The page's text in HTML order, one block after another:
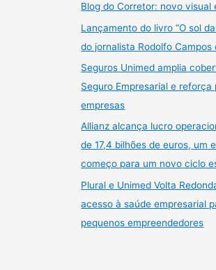
Blog do Corretor: novo visual
Lançamento do livro “O sol
do jornalista Rodolfo Campos
Seguros Unimed amplia
Seguro Empresarial e reforça
empresas
Allianz alcança lucro
de 17,4 bilhões de euros, um
começo para um novo ciclo
Plural e Unimed Volta
acesso à saúde empresarial
pequenos empreendedores